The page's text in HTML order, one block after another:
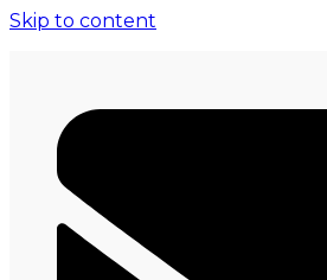
Skip to content